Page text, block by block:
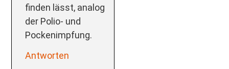
finden lässt, analog
der Polio- und
Pockenimpfung.
Antworten